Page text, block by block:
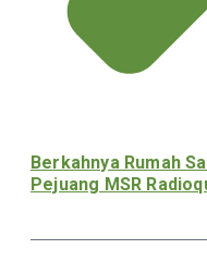
Berkahnya Rumah
Pejuang MSR